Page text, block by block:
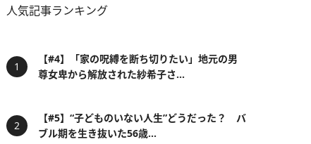
人気記事ランキング
【#4】「家の呪縛を断ち切りたい」地元の男
尊女卑から解放された紗希子さ...
【#5】“子どものいない人生”どうだった？ バ
ブル期を生き抜いた56歳...